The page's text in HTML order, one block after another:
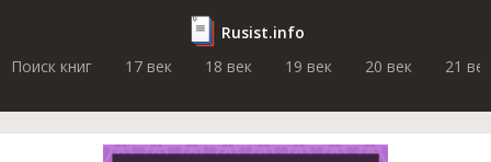
Rusist.info
Поиск книг
17 век 18 век 19 век 20 век 21 век